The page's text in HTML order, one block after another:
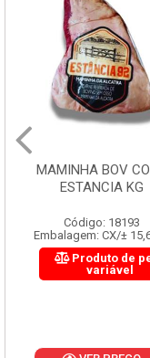
MAMINHA BOV
ESTANCIA KG
Código: 18193
Embalagem: CX/±
Produto de
variável